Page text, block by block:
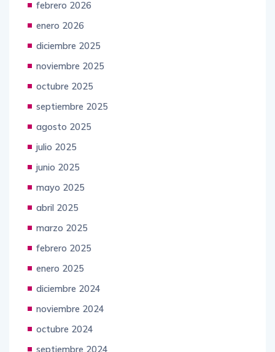
febrero 2026
enero 2026
diciembre 2025
noviembre 2025
octubre 2025
septiembre 2025
agosto 2025
julio 2025
junio 2025
mayo 2025
abril 2025
marzo 2025
febrero 2025
enero 2025
diciembre 2024
noviembre 2024
octubre 2024
septiembre 2024